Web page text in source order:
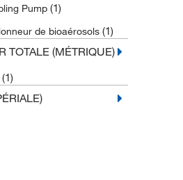
Pump (1)
de bioaérosols (1)
TOTALE (MÉTRIQUE)
(1)